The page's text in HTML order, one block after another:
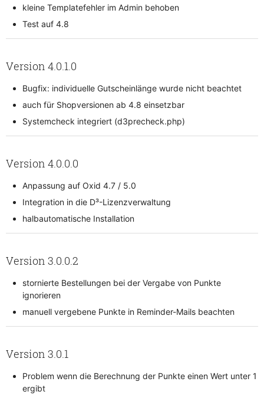
kleine Templatefehler im Admin behoben
Test auf 4.8
Version 4.0.1.0
Bugfix: individuelle Gutscheinlänge wurde nicht beachtet
auch für Shopversionen ab 4.8 einsetzbar
Systemcheck integriert (d3precheck.php)
Version 4.0.0.0
Anpassung auf Oxid 4.7 / 5.0
Integration in die D³-Lizenzverwaltung
halbautomatische Installation
Version 3.0.0.2
stornierte Bestellungen bei der Vergabe von Punkte
ignorieren
manuell vergebene Punkte in Reminder-Mails beachten
Version 3.0.1
Problem wenn die Berechnung der Punkte einen Wert unter 1
ergibt